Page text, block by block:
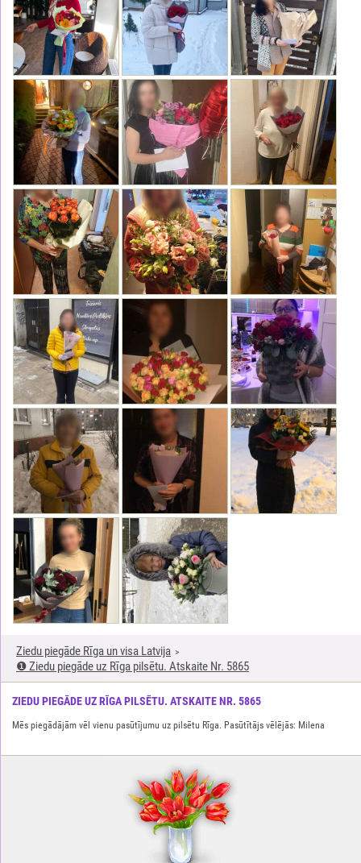
Ziedu piegāde Rīga un visa Latvija
❶ Ziedu piegāde uz Rīga pilsētu. Atskaite Nr. 5865
ZIEDU PIEGĀDE UZ RĪGA PILSĒTU. ATSKAITE NR. 5865
Mēs piegādājām vēl vienu pasūtījumu uz pilsētu Rīga. Pasūtītājs vēlējās: Milena